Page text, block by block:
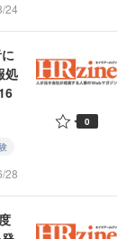
24
処
28
0